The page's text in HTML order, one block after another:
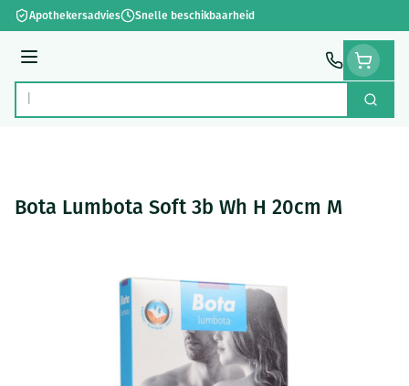
Ga naar de inhoud
Apothekersadvies Snelle beschikbaarheid
Menu
Product, merk, categorie... Zoek
Bota Lumbota Soft 3b Wh H 20cm M